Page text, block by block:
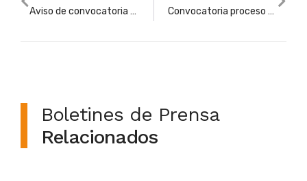
Aviso de convocatoria para docentes que aprobaron el concurso de ascenso y reubicación 2024 Convocatoria proceso de traslados de personal docente y directivo docente para 2025
Boletines de Prensa
Relacionados